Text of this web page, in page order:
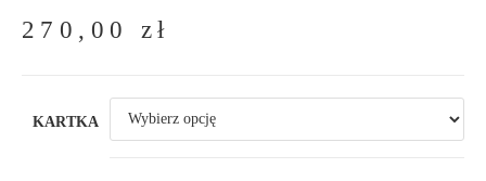
270,00 zł
KARTKA